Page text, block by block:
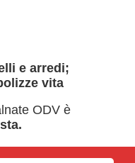
e arredi;
vita
ODV è